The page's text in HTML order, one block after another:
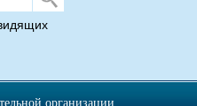
урок по безопасности в
организации